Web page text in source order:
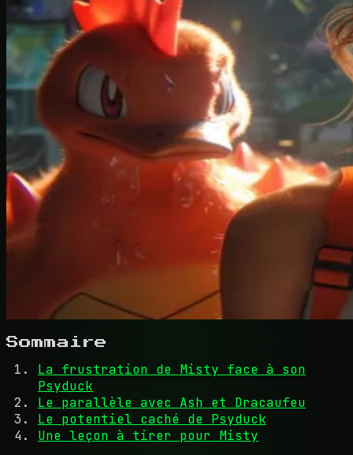
Sommaire
La frustration de Misty face à son
Psyduck
Le parallèle avec Ash et Dracaufeu
Le potentiel caché de Psyduck
Une leçon à tirer pour Misty